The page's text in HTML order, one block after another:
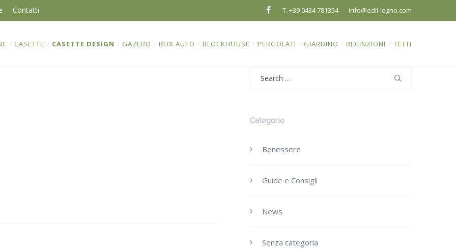
Contatti info@edil-legno.com
T. +39 0434 781354
/ CASETTE / CASETTE DESIGN / GAZEBO / BOX AUTO / BLOCKHOUSE / PERGOLATI / GIARDINO / RECINZIONI / TETTI
Categorie
Benessere
Guide e Consigli
News
Senza categoria